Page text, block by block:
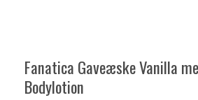
Fanatica Gaveæske Vanilla
Bodylotion